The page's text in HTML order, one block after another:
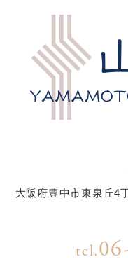
大阪府豊中市東泉丘4
tel.